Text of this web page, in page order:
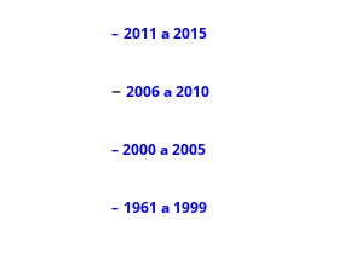
– 2011 a 2015
– 2006 a 2010
–2000 a 2005
– 1961 a 1999